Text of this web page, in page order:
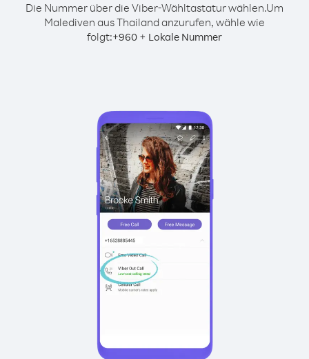
Die Nummer über die Viber-Wähltastatur wählen.Um
Malediven aus Thailand anzurufen, wähle wie
folgt:+960 + Lokale Nummer